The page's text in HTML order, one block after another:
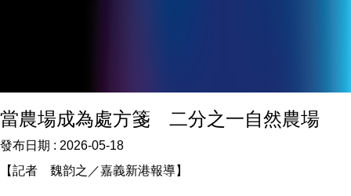
當農場成為處方箋 二分之一自然農場
發布日期 : 2026-05-18
【記者 魏韵之／嘉義新港報導】